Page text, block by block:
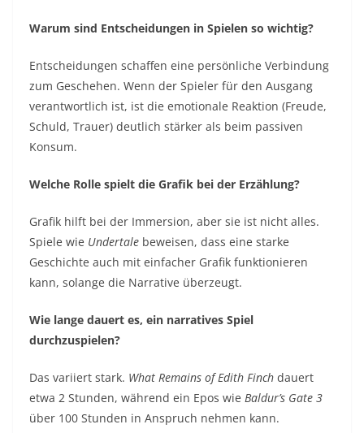
Warum sind Entscheidungen in Spielen so wichtig?
Entscheidungen schaffen eine persönliche Verbindung
zum Geschehen. Wenn der Spieler für den Ausgang
verantwortlich ist, ist die emotionale Reaktion (Freude,
Schuld, Trauer) deutlich stärker als beim passiven
Konsum.
Welche Rolle spielt die Grafik bei der Erzählung?
Grafik hilft bei der Immersion, aber sie ist nicht alles.
Spiele wie Undertale beweisen, dass eine starke
Geschichte auch mit einfacher Grafik funktionieren
kann, solange die Narrative überzeugt.
Wie lange dauert es, ein narratives Spiel
durchzuspielen?
Das variiert stark. What Remains of Edith Finch dauert
etwa 2 Stunden, während ein Epos wie Baldur’s Gate 3
über 100 Stunden in Anspruch nehmen kann.